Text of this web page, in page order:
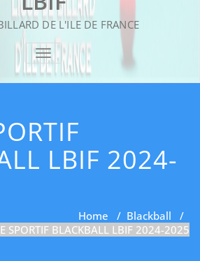
DE L'ILE DE FRANCE
TOGGLE NAVIGATION
LBIF 2024-
Home / Blackball /
SPORTIF BLACKBALL LBIF 2024-2025